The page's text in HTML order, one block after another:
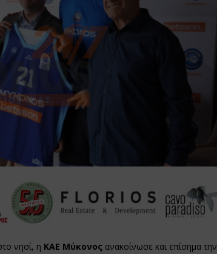
νησί, η ΚΑΕ Μύκονος ανακοίνωσε και επίσημα την